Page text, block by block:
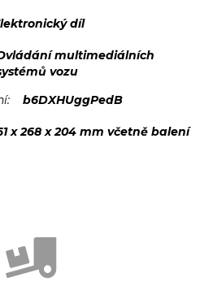
díl
multimediálních
vozu
b6DXHUggPedB
x 268 x 204 mm včetně balení